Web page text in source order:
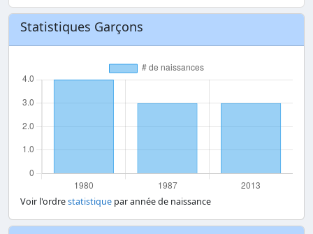
Statistiques Garçons
Voir l'ordrestatistique par année de naissance